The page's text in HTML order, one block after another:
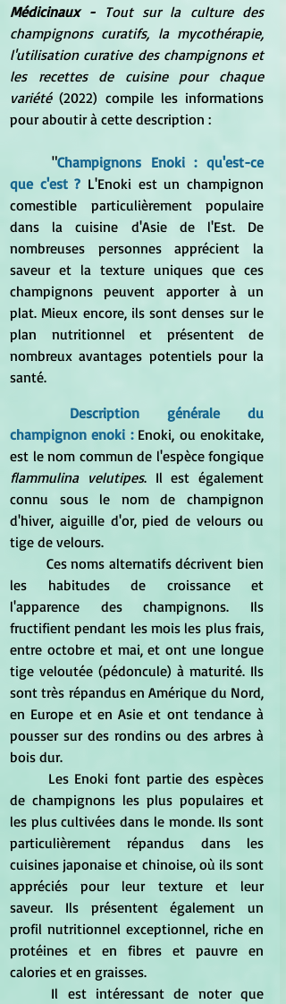
Médicinaux - Tout sur la culture des
champignons curatifs, la mycothérapie,
l'utilisation curative des champignons et
les recettes de cuisine pour chaque
variété (2022) compile les informations
pour aboutir à cette description :
	"
Champignons Enoki : qu'est-ce
que c'est ? L'Enoki est un champignon
comestible particulièrement populaire
dans la cuisine d'Asie de l'Est. De
nombreuses personnes apprécient la
saveur et la texture uniques que ces
champignons peuvent apporter à un
plat. Mieux encore, ils sont denses sur le
plan nutritionnel et présentent de
nombreux avantages potentiels pour la
santé.
Description générale du
champignon enoki : Enoki, ou enokitake,
flammulina velutipes. Il est également
connu sous le nom de champignon
d'hiver, aiguille d'or, pied de velours ou
tige de velours.
les habitudes de croissance et
l'apparence des champignons. Ils
fructifient pendant les mois les plus frais,
entre octobre et mai, et ont une longue
tige veloutée (pédoncule) à maturité. Ils
sont très répandus en Amérique du Nord,
en Europe et en Asie et ont tendance à
pousser sur des rondins ou des arbres à
bois dur.
de champignons les plus populaires et
les plus cultivées dans le monde. Ils sont
particulièrement répandus dans les
cuisines japonaise et chinoise, où ils sont
appréciés pour leur texture et leur
saveur. Ils présentent également un
profil nutritionnel exceptionnel, riche en
protéines et en fibres et pauvre en
calories et en graisses.